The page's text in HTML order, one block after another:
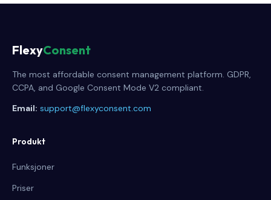
FlexyConsent
The most affordable consent management platform. GDPR,
CCPA, and Google Consent Mode V2 compliant.
Email: support@flexyconsent.com
Produkt
Funksjoner
Priser